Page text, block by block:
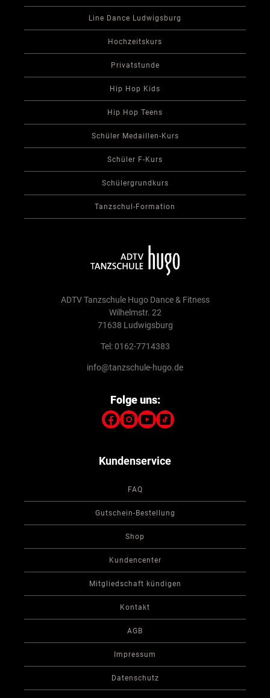
Line Dance Ludwigsburg
Hochzeitskurs
Privatstunde
Hip Hop Kids
Hip Hop Teens
Schüler Medaillen-Kurs
Schüler F-Kurs
Schülergrundkurs
Tanzschul-Formation
ADTV Tanzschule Hugo Dance & Fitness
Wilhelmstr. 22
71638 Ludwigsburg
Tel: 0162-7714383
info@tanzschule-hugo.de
Folge uns:
Kundenservice
FAQ
Gutschein-Bestellung
Shop
Kundencenter
Mitgliedschaft kündigen
Kontakt
AGB
Impressum
Datenschutz